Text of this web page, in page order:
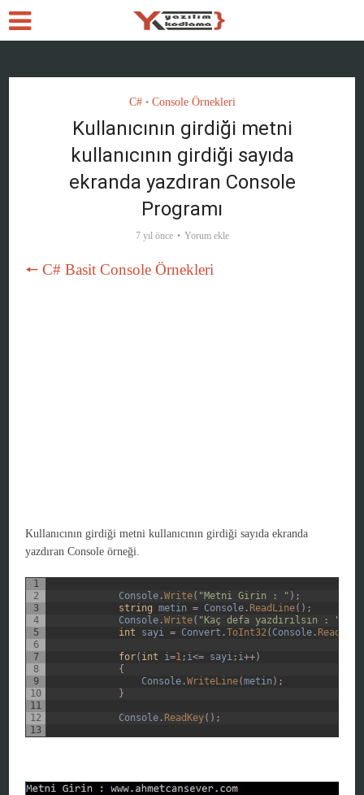
C# • Console Örnekleri
Kullanıcının girdiği metni
kullanıcının girdiği sayıda
ekranda yazdıran Console
Programı
7 yıl önce Yorum ekle
🠔 C# Basit Console Örnekleri
Kullanıcının girdiği metni kullanıcının girdiği sayıda ekranda
yazdıran Console örneği.
1
2
3
4
5
6
7
8
9
10
11
12
13
Console .Write( "Metni Girin : " ) ;
string metin = Console . ReadLine( ) ;
Console .Write( "Kaç defa yazdırılsın : "
int
sayi = Convert .ToInt32( Console . ReadLine
for( int i=1; i<= sayi; i++)
{
Console .WriteLine(metin ) ;
}
Console . ReadKey( ) ;